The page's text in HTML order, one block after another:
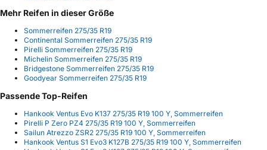
Mehr Reifen in dieser Größe
Sommerreifen 275/35 R19
Continental Sommerreifen 275/35 R19
Pirelli Sommerreifen 275/35 R19
Michelin Sommerreifen 275/35 R19
Bridgestone Sommerreifen 275/35 R19
Goodyear Sommerreifen 275/35 R19
Passende Top-Reifen
Hankook Ventus Evo K137 275/35 R19 100 Y, Sommerreifen
Pirelli P Zero PZ4 275/35 R19 100 Y, Sommerreifen
Sailun Atrezzo ZSR2 275/35 R19 100 Y, Sommerreifen
Hankook Ventus S1 Evo3 K127B 275/35 R19 100 Y, Sommerreifen